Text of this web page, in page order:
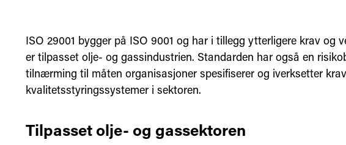
ISO 29001 bygger på ISO 9001 og har i tillegg ytterligere krav og
er tilpasset olje- og gassindustrien. Standarden har også en
tilnærming til måten organisasjoner spesifiserer og iverksetter
kvalitetsstyringssystemer i sektoren.
Tilpasset olje- og gassektoren